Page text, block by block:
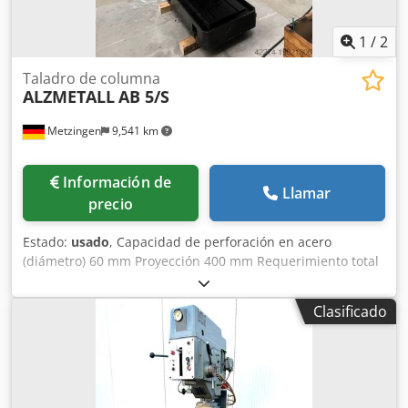
1 /2
Metzingen 9,541 km
Taladro de columna
ALZMETALLAB 5/S
Información de
precio
Llamar
Estado: usado, Capacidad de perforación en acero
(diámetro) 60 mm Proyección 400 mm Requerimiento total
de potencia 4,4 kW Peso aproximado de la máquina. 1,7
toneladas OFERTA Podemos ofrecerle información sin
compromiso de stock, errores y ventas previas. reservado,
oferta: ALZMETALL Taladro de columna estable Tipo AB 5/S
Año de fabricación aprox. (1983) Número de serie 183 _____
Capacidad de perforación en acero 60 50 milímetros
Rendimiento de perforación en fundición 65 milímetros
Clasificado